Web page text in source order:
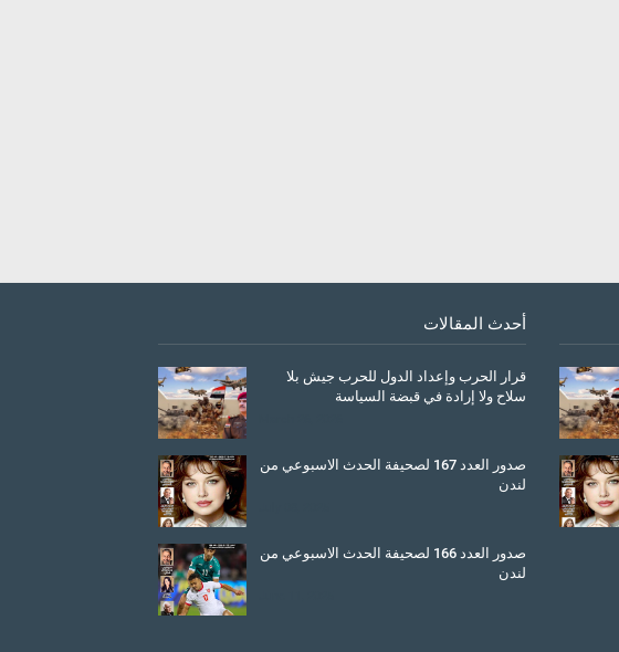
أحدث المقالات
قرار الحرب وإعداد الدول للحرب جيش بلا
سلاح ولا إرادة في قبضة السياسة
صدور العدد 167 لصحيفة الحدث الاسبوعي من
لندن
صدور العدد 166 لصحيفة الحدث الاسبوعي من
لندن